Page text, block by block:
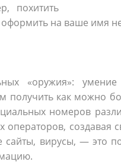
похитить
на ваше имя
«оружия»:
получить как можно
номеров
операторов,
вирусы, — это